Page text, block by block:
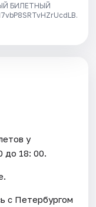
БИЛЕТНЫЙ
у
до 18: 00.
с Петербургом